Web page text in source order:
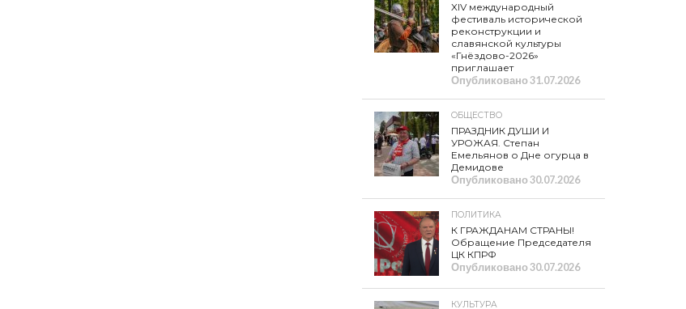
XIV международный
фестиваль исторической
реконструкции и
славянской культуры
«Гнёздово-2026»
приглашает
Опубликовано31.07.2026
ОБЩЕСТВО
ПРАЗДНИК ДУШИ И
УРОЖАЯ. Степан
Емельянов о Дне огурца в
Демидове
Опубликовано30.07.2026
ПОЛИТИКА
К ГРАЖДАНАМ СТРАНЫ!
Обращение Председателя
ЦК КПРФ
Опубликовано30.07.2026
КУЛЬТУРА